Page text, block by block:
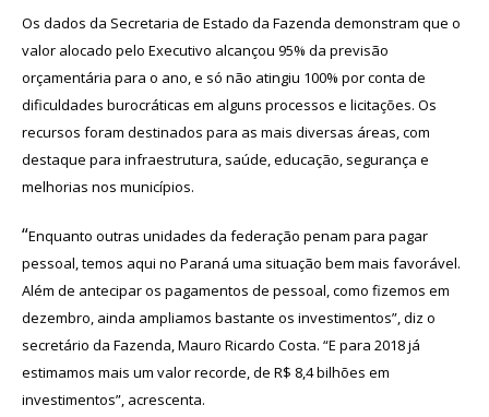
Os dados da Secretaria de Estado da Fazenda demonstram que o
valor alocado pelo Executivo alcançou 95% da previsão
orçamentária para o ano, e só não atingiu 100% por conta de
dificuldades burocráticas em alguns processos e licitações. Os
recursos foram destinados para as mais diversas áreas, com
destaque para infraestrutura, saúde, educação, segurança e
melhorias nos municípios.
“Enquanto outras unidades da federação penam para pagar
pessoal, temos aqui no Paraná uma situação bem mais favorável.
Além de antecipar os pagamentos de pessoal, como fizemos em
dezembro, ainda ampliamos bastante os investimentos”, diz o
secretário da Fazenda, Mauro Ricardo Costa. “E para 2018 já
estimamos mais um valor recorde, de R$ 8,4 bilhões em
investimentos”, acrescenta.